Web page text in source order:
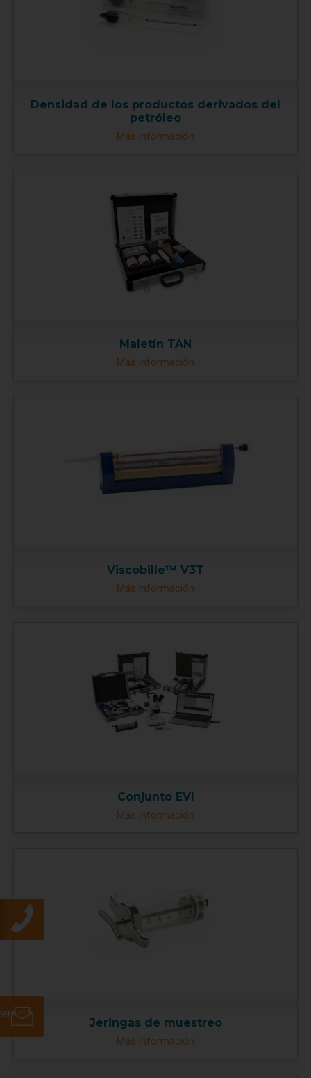
Densidad de los productos derivados del
petróleo
Más información
Maletín TAN
Más información
Viscobille™ V3T
Más información
Conjunto EVI
Más información
Jeringas de muestreo
Más información